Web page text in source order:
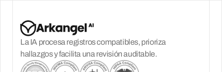
La IA procesa registros compatibles, prioriza
hallazgos y facilita una revisión auditable.